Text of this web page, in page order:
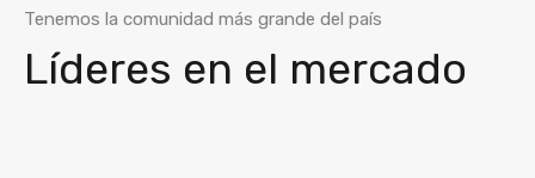
Tenemos la comunidad más grande del país
Líderes en el mercado